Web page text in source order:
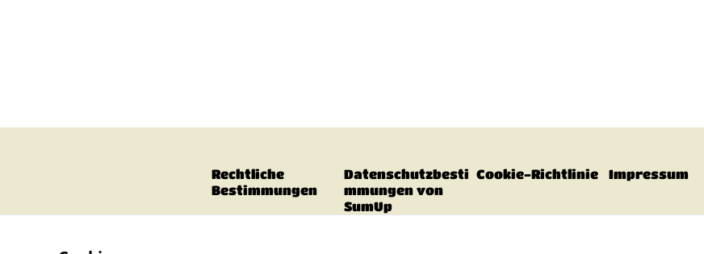
Rechtliche
Bestimmungen
Datenschutzbesti
mmungen von
SumUp
Cookie-Richtlinie Impressum